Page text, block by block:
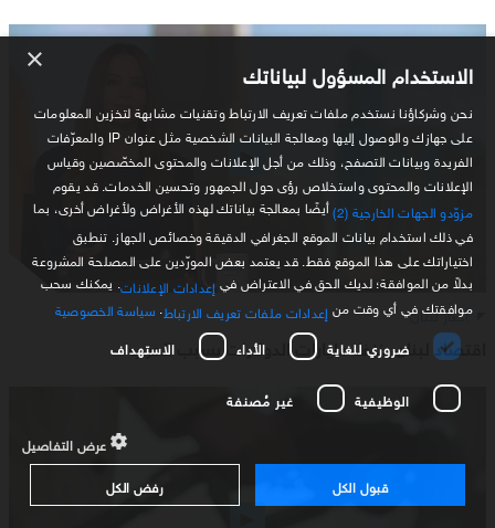
أخبار لبنان
اقتصاد لبنان ينزف مليارات الدولارات بسبب الحرب
× الاستخدام المسؤول لبياناتك
نحن وشركاؤنا نستخدم ملفات تعريف الارتباط وتقنيات مشابهة لتخزين المعلومات
على جهازك والوصول إليها ومعالجة البيانات الشخصية مثل عنوان IP والمعرّفات
الفريدة وبيانات التصفح، وذلك من أجل الإعلانات والمحتوى المخصّصين وقياس
الإعلانات والمحتوى واستخلاص رؤى حول الجمهور وتحسين الخدمات. قد يقوم
مزوّدو الجهات الخارجية (2)
أيضًا بمعالجة بياناتك لهذه الأغراض ولأغراض أخرى، بما
في ذلك استخدام بيانات الموقع الجغرافي الدقيقة وخصائص الجهاز. تنطبق
اختياراتك على هذا الموقع فقط. قد يعتمد بعض المورّدين على المصلحة المشروعة
بدلاً من الموافقة؛ لديك الحق في الاعتراض في إعدادات الإعلانات . يمكنك سحب
موافقتك في أي وقت من إعدادات ملفات تعريف الارتباط سياسة الخصوصية
ضروري للغاية
الأداء الاستهداف
الوظيفية غير مُصنفة
عرض التفاصيل
قبول الكل
رفض الكل